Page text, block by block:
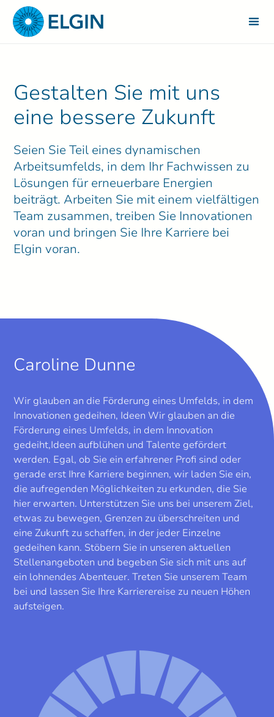
Gestalten Sie mit uns
eine bessere Zukunft
Seien Sie Teil eines dynamischen
Arbeitsumfelds, in dem Ihr Fachwissen zu
Lösungen für erneuerbare Energien
beiträgt. Arbeiten Sie mit einem vielfältigen
Team zusammen, treiben Sie Innovationen
voran und bringen Sie Ihre Karriere bei
Elgin voran.
Caroline Dunne
Wir glauben an die Förderung eines Umfelds, in dem
Innovationen gedeihen, Ideen Wir glauben an die
Förderung eines Umfelds, in dem Innovation
gedeiht,Ideen aufblühen und Talente gefördert
werden. Egal, ob Sie ein erfahrener Profi sind oder
gerade erst Ihre Karriere beginnen, wir laden Sie ein,
die aufregenden Möglichkeiten zu erkunden, die Sie
hier erwarten. Unterstützen Sie uns bei unserem Ziel,
etwas zu bewegen, Grenzen zu überschreiten und
eine Zukunft zu schaffen, in der jeder Einzelne
gedeihen kann. Stöbern Sie in unseren aktuellen
Stellenangeboten und begeben Sie sich mit uns auf
ein lohnendes Abenteuer. Treten Sie unserem Team
bei und lassen Sie Ihre Karrierereise zu neuen Höhen
aufsteigen.